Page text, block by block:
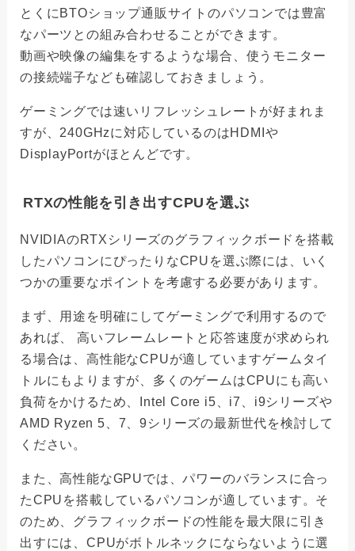
とくにBTOショップ通販サイトのパソコンでは豊富
なパーツとの組み合わせることができます。
動画や映像の編集をするような場合、使うモニター
の接続端子なども確認しておきましょう。
ゲーミングでは速いリフレッシュレートが好まれま
すが、240GHzに対応しているのはHDMIや
DisplayPortがほとんどです。
RTXの性能を引き出すCPUを選ぶ
NVIDIAのRTXシリーズのグラフィックボードを搭載
したパソコンにぴったりなCPUを選ぶ際には、いく
つかの重要なポイントを考慮する必要があります。
まず、用途を明確にしてゲーミングで利用するので
あれば、 高いフレームレートと応答速度が求められ
る場合は、高性能なCPUが適していますゲームタイ
トルにもよりますが、多くのゲームはCPUにも高い
負荷をかけるため、Intel Core i5、i7、i9シリーズや
AMD Ryzen 5、7、9シリーズの最新世代を検討して
ください。
また、高性能なGPUでは、パワーのバランスに合っ
たCPUを搭載しているパソコンが適しています。そ
のため、グラフィックボードの性能を最大限に引き
出すには、CPUがボトルネックにならないように選